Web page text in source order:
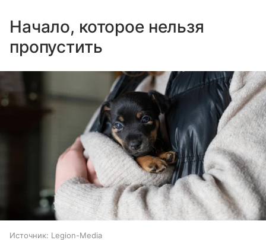
Начало, которое нельзя
пропустить
Источник: Legion-Media